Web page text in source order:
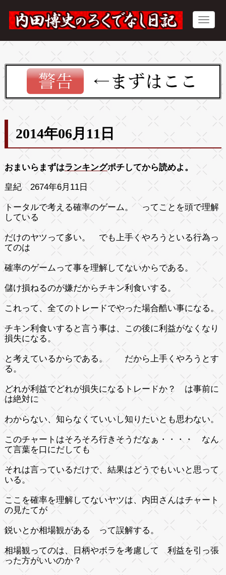
2014年06月11日
おまいらまずはランキングポチしてから読めよ。
皇紀 2674年6月11日
トータルで考える確率のゲーム。 ってことを頭で理解
している
だけのヤツって多い。 でも上手くやろうといる行為っ
てのは
確率のゲームって事を理解してないからである。
儲け損ねるのが嫌だからチキン利食いする。
これって、全てのトレードでやった場合酷い事になる。
チキン利食いすると言う事は、この後に利益がなくなり
損失になる。
と考えているからである。 だから上手くやろうとす
る。
どれが利益でどれが損失になるトレードか？ は事前に
は絶対に
わからない、知らなくていいし知りたいとも思わない。
このチャートはそろそろ行きそうだなぁ・・・・ なん
て言葉を口にだしても
それは言っているだけで、結果はどうでもいいと思って
いる。
ここを確率を理解してないヤツは、内田さんはチャート
の見たてが
鋭いとか相場観がある って誤解する。
相場観ってのは、日柄やボラを考慮して 利益を引っ張
った方がいいのか？